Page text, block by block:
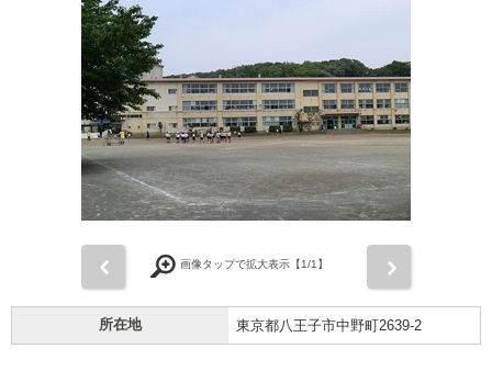
画像タップで拡大表示【1/1】
所在地 東京都八王子市中野町2639-2